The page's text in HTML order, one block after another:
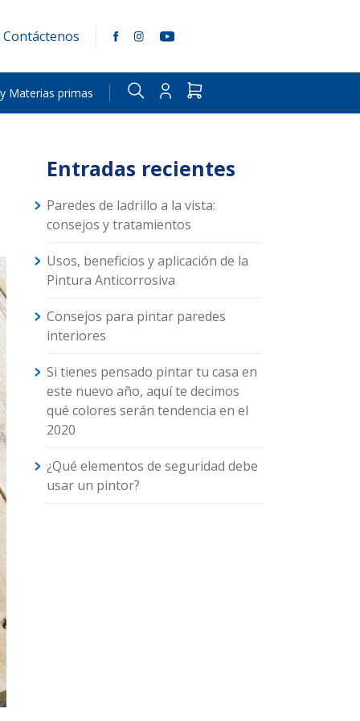
Contáctenos
Materias primas
Entradas recientes
Paredes de ladrillo a la vista:
consejos y tratamientos
Usos, beneficios y aplicación de la
Pintura Anticorrosiva
Consejos para pintar paredes
interiores
Si tienes pensado pintar tu casa en
este nuevo año, aquí te decimos
qué colores serán tendencia en el
2020
¿Qué elementos de seguridad debe
usar un pintor?